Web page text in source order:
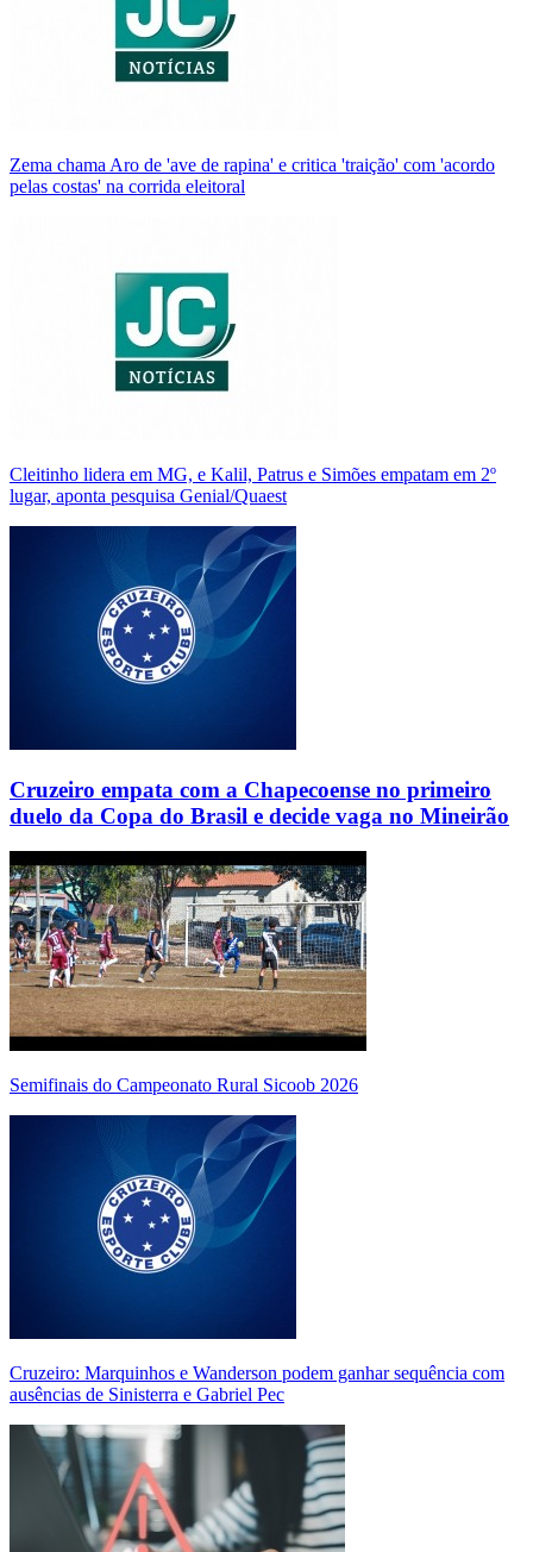
Zema chama Aro de 'ave de rapina' e critica 'traição' com 'acordo
pelas costas' na corrida eleitoral
Cleitinho lidera em MG, e Kalil, Patrus e Simões empatam em 2º
lugar, aponta pesquisa Genial/Quaest
Cruzeiro empata com a Chapecoense no primeiro
duelo da Copa do Brasil e decide vaga no Mineirão
Semifinais do Campeonato Rural Sicoob 2026
Cruzeiro: Marquinhos e Wanderson podem ganhar sequência com
ausências de Sinisterra e Gabriel Pec